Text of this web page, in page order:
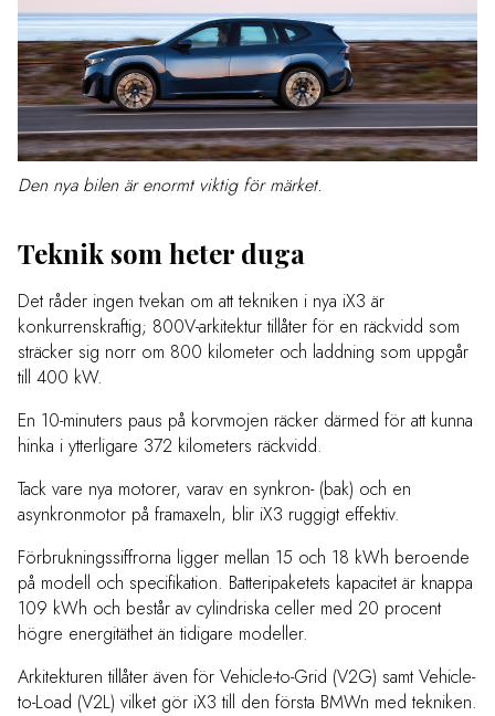
Den nya bilen är enormt viktig för märket.
Teknik som heter duga
Det råder ingen tvekan om att tekniken i nya iX3 är
konkurrenskraftig; 800V-arkitektur tillåter för en räckvidd som
sträcker sig norr om 800 kilometer och laddning som uppgår
till 400 kW.
En 10-minuters paus på korvmojen räcker därmed för att kunna
hinka i ytterligare 372 kilometers räckvidd.
Tack vare nya motorer, varav en synkron- (bak) och en
asynkronmotor på framaxeln, blir iX3 ruggigt effektiv.
Förbrukningssiffrorna ligger mellan 15 och 18 kWh beroende
på modell och specifikation. Batteripaketets kapacitet är knappa
109 kWh och består av cylindriska celler med 20 procent
högre energitäthet än tidigare modeller.
Arkitekturen tillåter även för Vehicle-to-Grid (V2G) samt Vehicle-
to-Load (V2L) vilket gör iX3 till den första BMWn med tekniken.